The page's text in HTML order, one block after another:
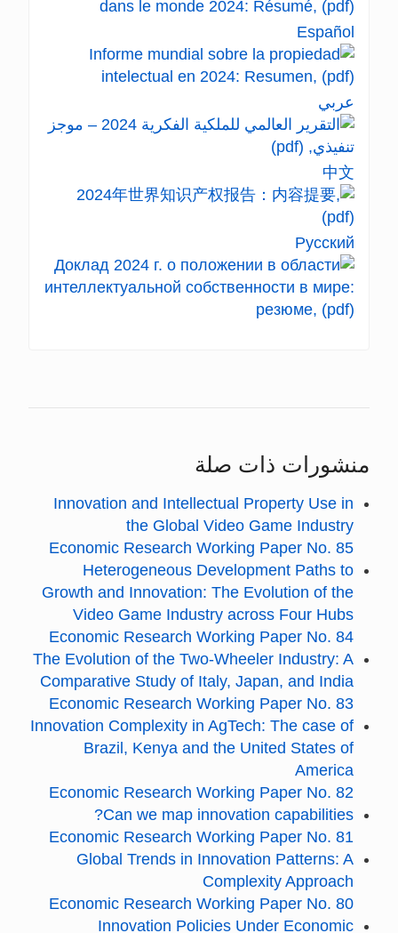
Español
عربي
中文
Русский
منشورات ذات صلة
Innovation and Intellectual Property Use in
the Global Video Game Industry
Economic Research Working Paper No. 85
Heterogeneous Development Paths to
Growth and Innovation: The Evolution of the
Video Game Industry across Four Hubs
Economic Research Working Paper No. 84
The Evolution of the Two-Wheeler Industry: A
Comparative Study of Italy, Japan, and India
Economic Research Working Paper No. 83
Innovation Complexity in AgTech: The case of
Brazil, Kenya and the United States of
America
Economic Research Working Paper No. 82
Can we map innovation capabilities?
Economic Research Working Paper No. 81
Global Trends in Innovation Patterns: A
Complexity Approach
Economic Research Working Paper No. 80
Innovation Policies Under Economic